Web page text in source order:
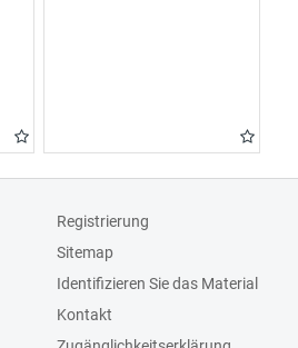
Türbekleidung;
Schlagleiste;Fenst
ersprosse
Registrierung
Sitemap
Identifizieren Sie das Material
Kontakt